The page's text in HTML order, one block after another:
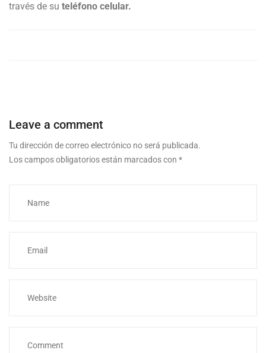
través de su teléfono celular.
Leave a comment
Tu dirección de correo electrónico no será publicada.
Los campos obligatorios están marcados con *